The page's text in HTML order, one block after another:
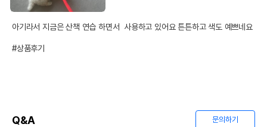
아기라서 지금은 산책 연습 하면서  사용하고 있어요 튼튼하고 색도 예쁘네요
#상품후기
Q&A 문의하기